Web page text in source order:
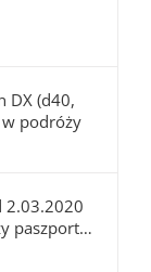
DX (d40,
podróży
2.03.2020
paszport…